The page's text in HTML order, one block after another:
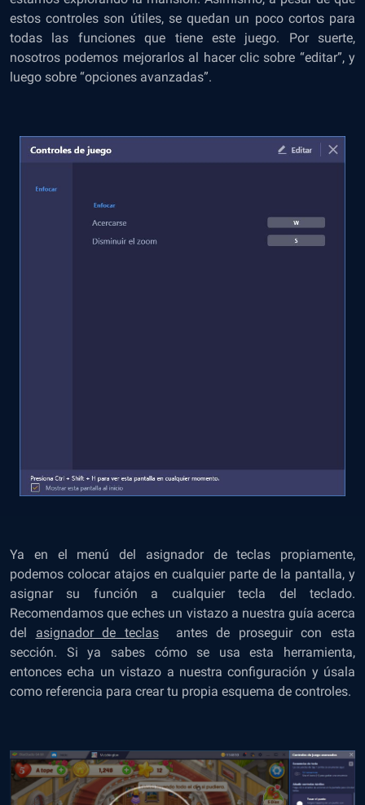
estos controles son útiles, se quedan un poco cortos para
todas las funciones que tiene este juego. Por suerte,
nosotros podemos mejorarlos al hacer clic sobre “editar”, y
luego sobre “opciones avanzadas”.
Ya en el menú del asignador de teclas propiamente,
podemos colocar atajos en cualquier parte de la pantalla, y
asignar su función a cualquier tecla del teclado.
Recomendamos que eches un vistazo a nuestra guía acerca
del asignador de teclasantes de proseguir con esta
sección. Si ya sabes cómo se usa esta herramienta,
entonces echa un vistazo a nuestra configuración y úsala
como referencia para crear tu propia esquema de controles.